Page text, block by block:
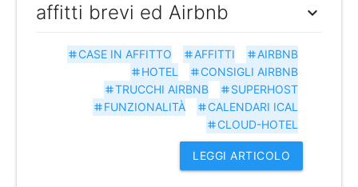
affitti brevi ed Airbnb
expand_more
tag AIRBNB
tag AFFITTI
tag CASE IN AFFITTO
tag CONSIGLI AIRBNB
tag HOTEL
tag SUPERHOST
tagTRUCCHI AIRBNB
tag CALENDARI ICAL
tag FUNZIONALITÀ
tag CLOUD-HOTEL
LEGGI ARTICOLO